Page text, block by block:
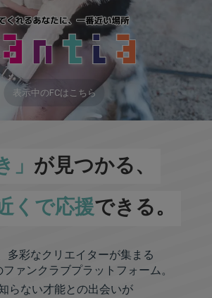
表示中のFCはこちら
」 が見つかる、
くで応援できる。
多彩なクリエイターが集まる
ァンクラブプラットフォーム。
らない才能との出会いが